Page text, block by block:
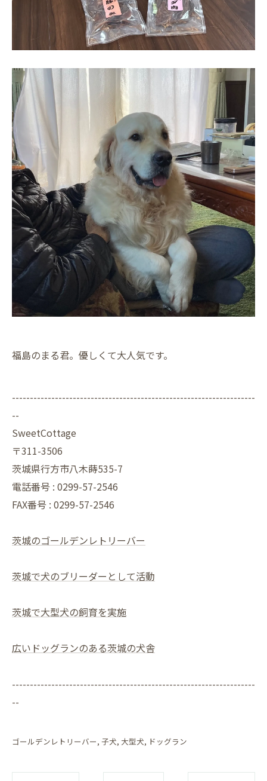
福島のまる君。優しくて大人気です。
--------------------------------------------------------------------
--
SweetCottage
〒311-3506
茨城県行方市八木蒔535-7
電話番号 : 0299-57-2546
FAX番号 : 0299-57-2546
茨城のゴールデンレトリーバー
茨城で犬のブリーダーとして活動
茨城で大型犬の飼育を実施
広いドッグランのある茨城の犬舎
--------------------------------------------------------------------
--
ゴールデンレトリーバー 子犬 大型犬 ドッグラン